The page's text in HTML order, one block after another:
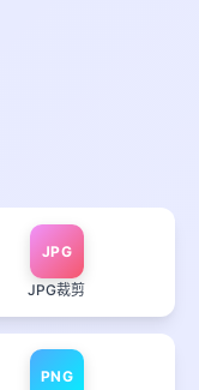
JPG
JPG裁剪
PNG